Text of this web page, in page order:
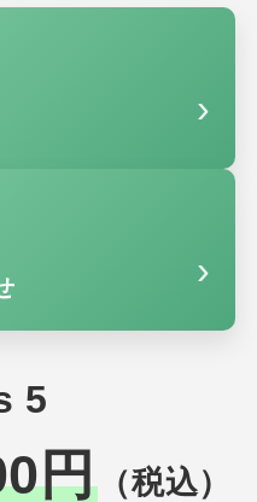
›
›
5
円（税込）